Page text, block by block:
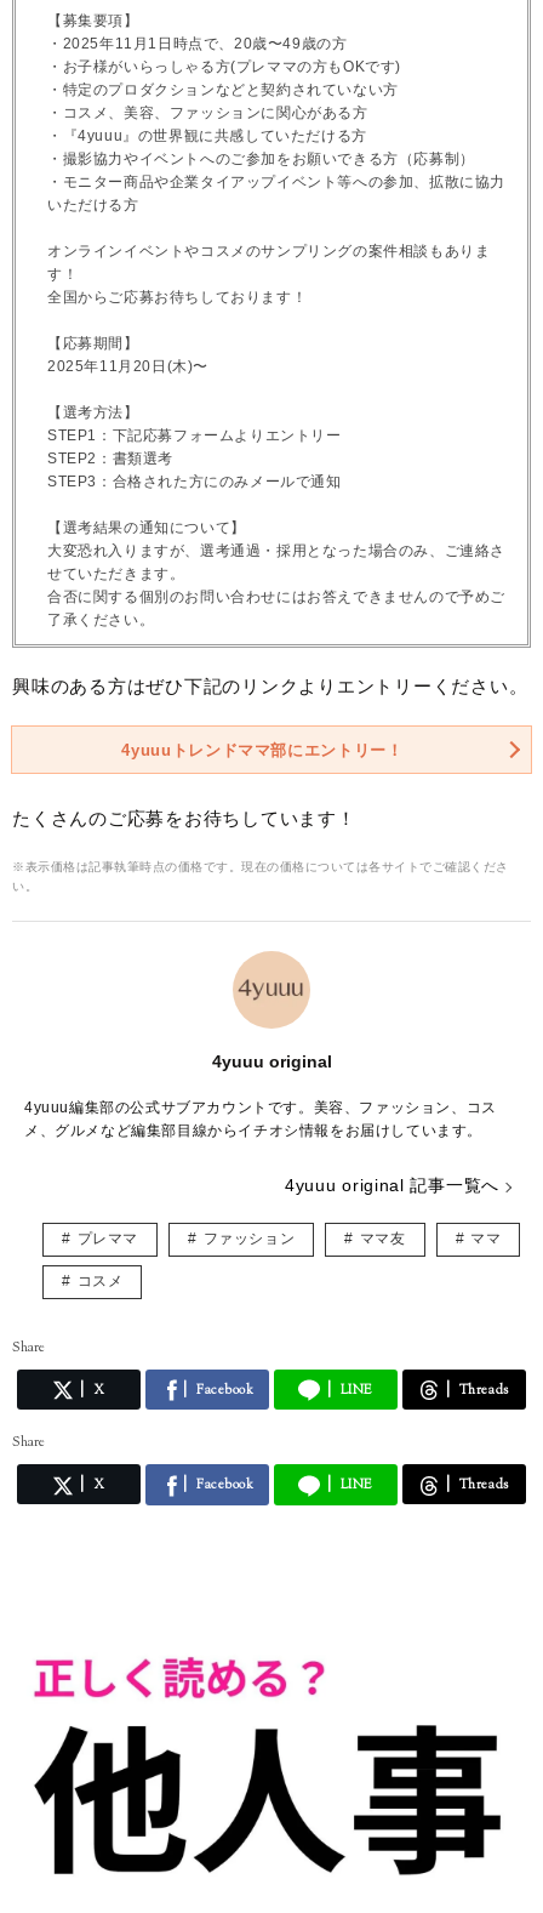
【募集要項】
・2025年11月1日時点で、20歳〜49歳の方
・お子様がいらっしゃる方(プレママの方もOKです)
・特定のプロダクションなどと契約されていない方
・コスメ、美容、ファッションに関心がある方
・『4yuuu』の世界観に共感していただける方
・撮影協力やイベントへのご参加をお願いできる方（応募制）
・モニター商品や企業タイアップイベント等への参加、拡散に協力
いただける方
オンラインイベントやコスメのサンプリングの案件相談もありま
す！
全国からご応募お待ちしております！
【応募期間】
2025年11月20日(木)〜
【選考方法】
STEP1：下記応募フォームよりエントリー
STEP2：書類選考
STEP3：合格された方にのみメールで通知
【選考結果の通知について】
大変恐れ入りますが、選考通過・採用となった場合のみ、ご連絡さ
せていただきます。
合否に関する個別のお問い合わせにはお答えできませんので予めご
了承ください。
興味のある方はぜひ下記のリンクよりエントリーください。
4yuuuトレンドママ部にエントリー！
たくさんのご応募をお待ちしています！
※表示価格は記事執筆時点の価格です。現在の価格については各サイトでご確認くださ
い。
4yuuu original
4yuuu編集部の公式サブアカウントです。美容、ファッション、コス
メ、グルメなど編集部目線からイチオシ情報をお届けしています。
4yuuu original 記事一覧へ
プレママ ファッション ママ友 ママ
コスメ
Share
X Facebook LINE Threads
Share
X Facebook LINE Threads